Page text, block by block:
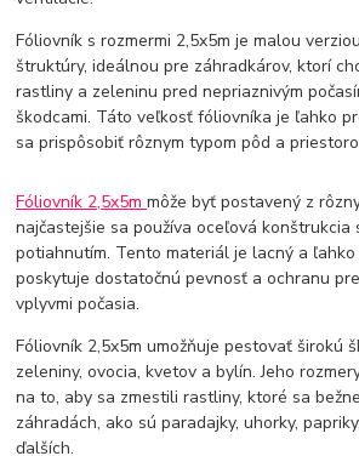
Fóliovník s rozmermi 2,5x5m je malou
štruktúry, ideálnou pre záhradkárov, ktorí
rastliny a zeleninu pred nepriaznivým
škodcami. Táto veľkosť fóliovníka je ľahko
sa prispôsobiť rôznym typom pôd a
Fóliovník 2,5x5mmôže byť postavený z
najčastejšie sa používa oceľová konštrukcia
potiahnutím. Tento materiál je lacný a
poskytuje dostatočnú pevnosť a ochranu
vplyvmi počasia.
Fóliovník 2,5x5m umožňuje pestovať širokú
zeleniny, ovocia, kvetov a bylín. Jeho
na to, aby sa zmestili rastliny, ktoré sa
záhradách, ako sú paradajky, uhorky,
ďalších.